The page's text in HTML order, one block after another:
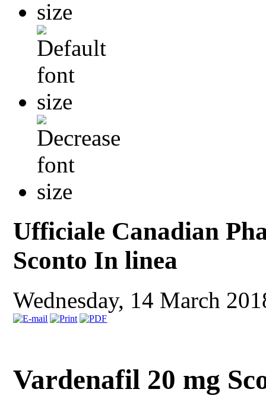
Ufficiale Canadian
Sconto In linea
Wednesday, 14 March
Vardenafil 20 mg